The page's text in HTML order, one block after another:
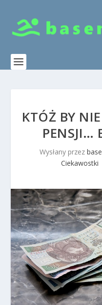
KTÓŻ BY
PENSJI…
Wysłany przez
Ciekawostki